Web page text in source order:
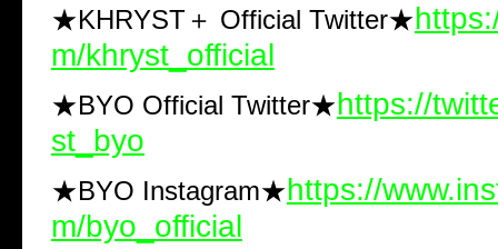
★KHRYST＋ Official Twitter★
m/khryst_official
★BYO Official Twitter★https://
st_byo
★BYO Instagram★https://
m/byo_official